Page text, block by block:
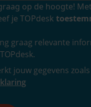
op de hoogte!
je TOPdesk
graag relevante
jouw gegevens